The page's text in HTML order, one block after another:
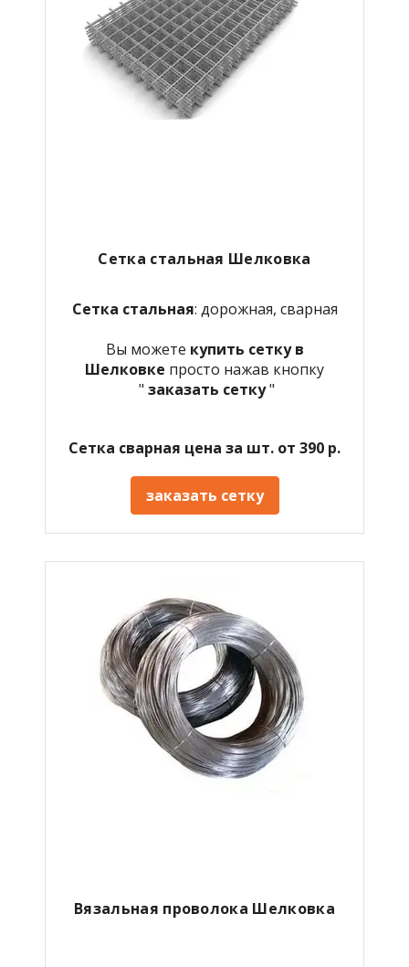
Сетка стальная Шелковка
Сетка стальная: дорожная, сварная
Вы можете купить сетку в
Шелковке просто нажав кнопку
" заказать сетку"
Сетка сварная цена за шт. от 390 р.
заказать сетку
Вязальная проволока Шелковка